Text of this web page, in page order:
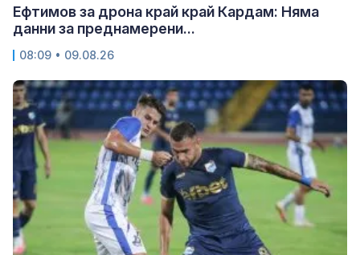
Ефтимов за дрона край край Кардам: Няма
данни за преднамерени...
08:09 • 09.08.26